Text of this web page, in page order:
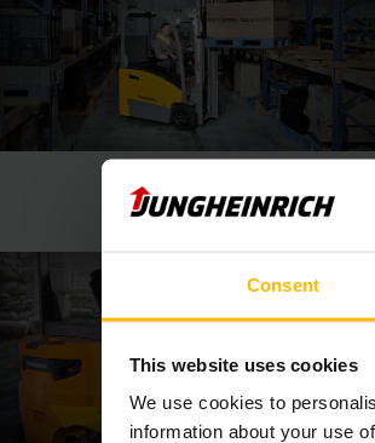
Consent
This website uses cookies
We use cookies to
information about your use